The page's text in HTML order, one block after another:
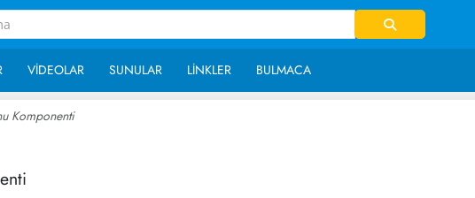
VIDEOLAR SUNULAR LINKLER BULMACA
Komponenti